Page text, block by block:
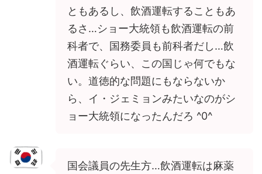
ともあるし、飲酒運転することもあ
るさ…ショー大統領も飲酒運転の前
科者で、国務委員も前科者だし…飲
酒運転ぐらい、この国じゃ何でもな
い。道徳的な問題にもならないか
ら、イ・ジェミョンみたいなのがシ
ョー大統領になったんだろ ^0^
国会議員の先生方…飲酒運転は麻薬